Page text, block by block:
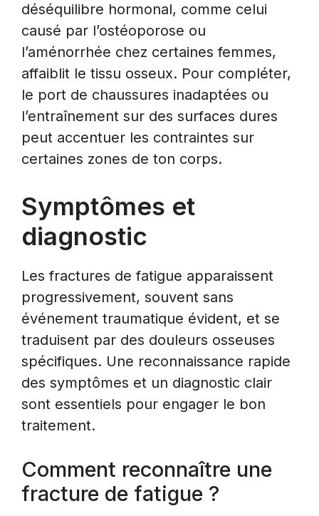
déséquilibre hormonal, comme celui
causé par l’ostéoporose ou
l’aménorrhée chez certaines femmes,
affaiblit le tissu osseux. Pour compléter,
le port de chaussures inadaptées ou
l’entraînement sur des surfaces dures
peut accentuer les contraintes sur
certaines zones de ton corps.
Symptômes et
diagnostic
Les fractures de fatigue apparaissent
progressivement, souvent sans
événement traumatique évident, et se
traduisent par des douleurs osseuses
spécifiques. Une reconnaissance rapide
des symptômes et un diagnostic clair
sont essentiels pour engager le bon
traitement.
Comment reconnaître une
fracture de fatigue ?